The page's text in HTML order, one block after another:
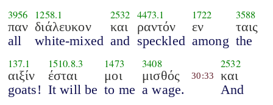
3956
παν
all
1258.1
διάλευκον
white-mixed
2532
και
and
4473.1
ραντόν
speckled
1722
εν
among
3588
ταις
the
137.1
αιξίν
goats!
1510.8.3
έσται
It will be
1473
μοι
to me
3408
μισθός
a wage.
30:33
2532
και
And